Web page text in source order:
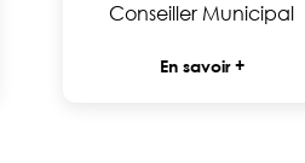
Conseiller Municipal
En savoir +